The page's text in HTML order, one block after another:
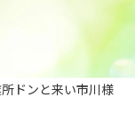
ドンと来い市川様